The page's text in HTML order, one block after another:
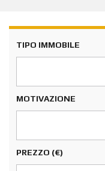
TIPO IMMOBILE
MOTIVAZIONE
PREZZO (€)